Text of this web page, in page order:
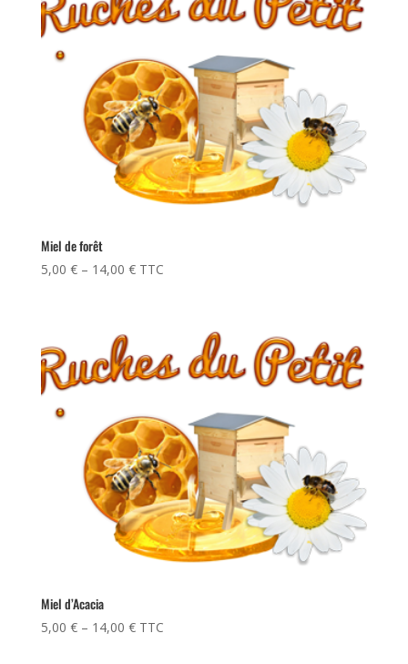
Miel de forêt
5,00 €– 14,00 € TTC
Miel d’Acacia
5,00 €– 14,00 € TTC